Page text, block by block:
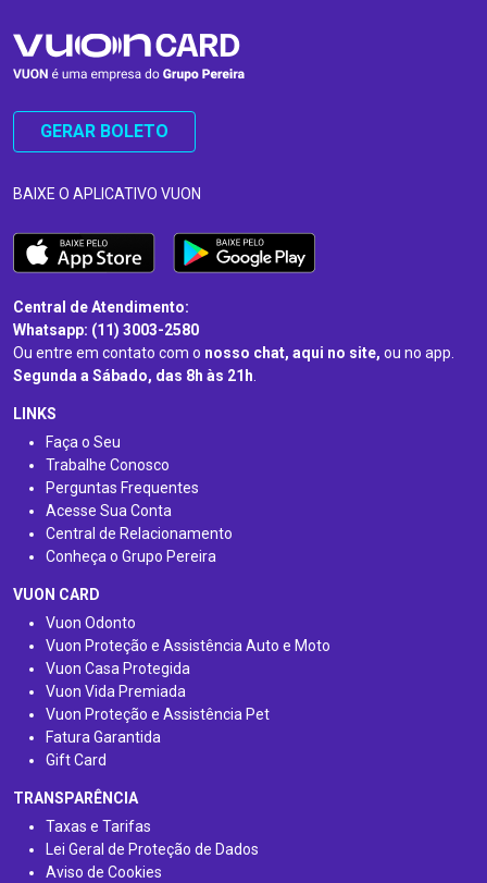
GERAR BOLETO
BAIXE O APLICATIVO VUON
Central de Atendimento:
Whatsapp: (11) 3003-2580
Ou entre em contato com o nosso chat, aqui no site, ou no app.
Segunda a Sábado, das 8h às 21h.
LINKS
Faça o Seu
Trabalhe Conosco
Perguntas Frequentes
Acesse Sua Conta
Central de Relacionamento
Conheça o Grupo Pereira
VUON CARD
Vuon Odonto
Vuon Proteção e Assistência Auto e Moto
Vuon Casa Protegida
Vuon Vida Premiada
Vuon Proteção e Assistência Pet
Fatura Garantida
Gift Card
TRANSPARÊNCIA
Taxas e Tarifas
Lei Geral de Proteção de Dados
Aviso de Cookies